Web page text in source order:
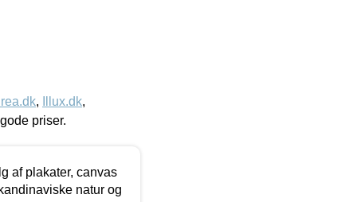
, Illux.dk,
priser.
af plakater, canvas
natur og